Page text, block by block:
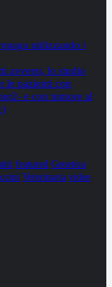
utilizzando i
avversi, lo studio
le pazienti con
e con tumore al
featured Genetica
Veterinaria video